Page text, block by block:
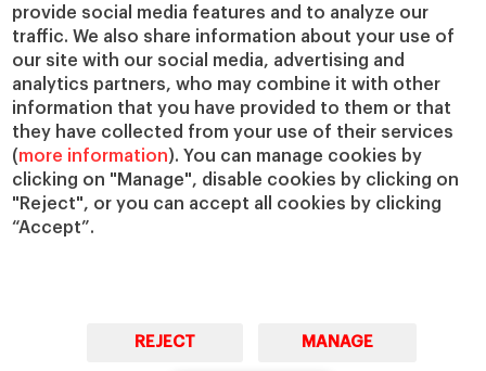
provide social media features and to analyze our
traffic. We also share information about your use of
our site with our social media, advertising and
analytics partners, who may combine it with other
information that you have provided to them or that
they have collected from your use of their services
(more information). You can manage cookies by
clicking on "Manage", disable cookies by clicking on
"Reject", or you can accept all cookies by clicking
“Accept”.
REJECT MANAGE
IESE Publishing
Servicios
Biblioteca
Canal de Compliance
Capellanía
IESE Shop
Jobs @IESE
Préstamos y becas